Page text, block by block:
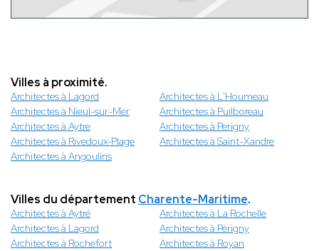
Villes à proximité.
Architectes à Lagord
Architectes à L'Houmeau
Architectes à Nieul-sur-Mer
Architectes à Puilboreau
Architectes à Aytre
Architectes à Perigny
Architectes à Rivedoux-Plage
Architectes à Saint-Xandre
Architectes à Angoulins
Villes du département Charente-Maritime.
Architectes à Aytré
Architectes à La Rochelle
Architectes à Lagord
Architectes à Périgny
Architectes à Rochefort
Architectes à Royan